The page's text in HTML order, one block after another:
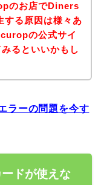
のお店でDiners
する原因は様々あ
の公式サイ
るといいかもし
ラーの問題を今す
ドが使えな